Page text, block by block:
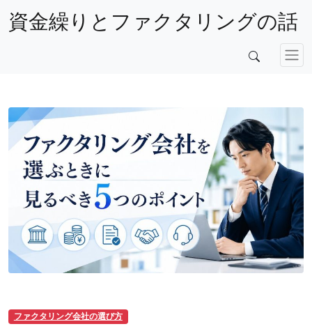
資金繰りとファクタリングの話
ファクタリング会社の選び方